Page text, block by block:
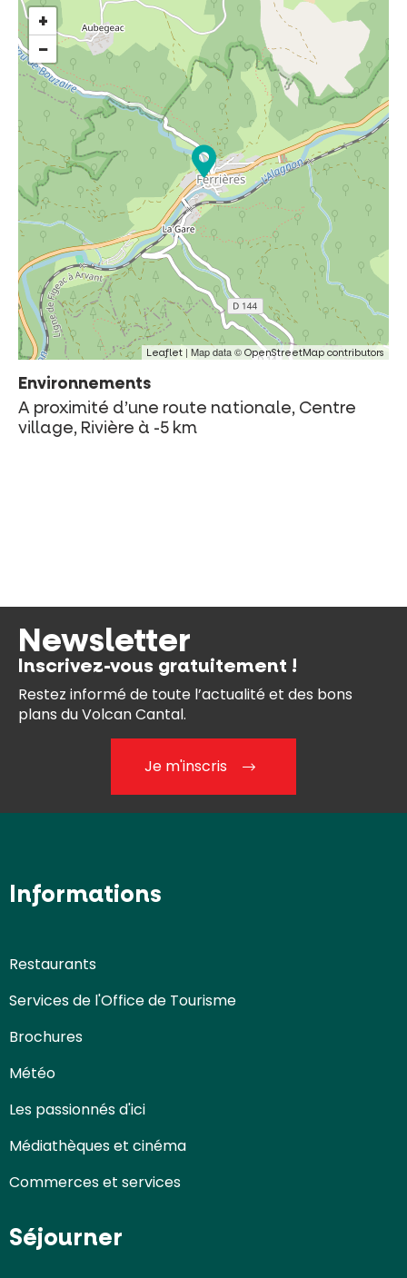
+
−
Leaflet | Map data © OpenStreetMap contributors
Environnements
A proximité d’une route nationale, Centre
village, Rivière à -5 km
Newsletter
Inscrivez-vous gratuitement !
Restez informé de toute l’actualité et des bons
plans du Volcan Cantal.
Je m'inscris
Informations
Restaurants
Services de l'Office de Tourisme
Brochures
Météo
Les passionnés d'ici
Médiathèques et cinéma
Commerces et services
Séjourner